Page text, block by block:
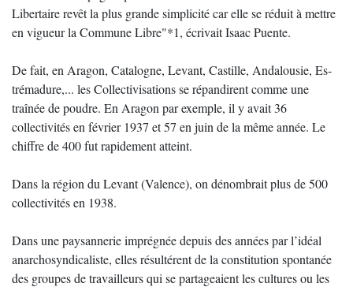
Libertaire revêt la plus grande simplicité car elle se réduit à mettre
en vigueur la Commune Libre"*1, écrivait Isaac Puente.
De fait, en Aragon, Catalogne, Levant, Castille, Andalousie, Es-
trémadure,... les Collectivisations se répandirent comme une
traînée de poudre. En Aragon par exemple, il y avait 36
collectivités en février 1937 et 57 en juin de la même année. Le
chiffre de 400 fut rapidement atteint.
Dans la région du Levant (Valence), on dénombrait plus de 500
collectivités en 1938.
Dans une paysannerie imprégnée depuis des années par l’idéal
anarchosyndicaliste, elles résultérent de la constitution spontanée
des groupes de travailleurs qui se partageaient les cultures ou les